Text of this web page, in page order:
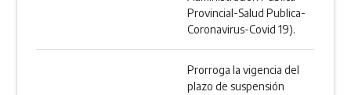
Provincial-Salud Publica-
Coronavirus-Covid 19).
Prorroga la vigencia del
plazo de suspensión